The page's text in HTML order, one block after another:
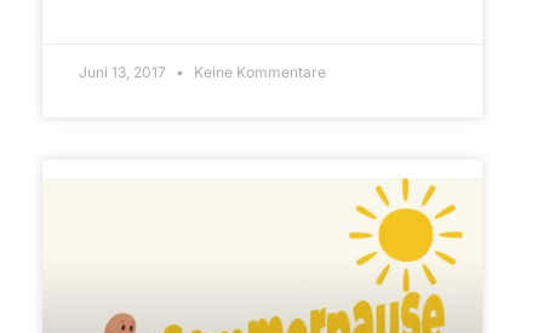
Juni 13, 2017 Keine Kommentare